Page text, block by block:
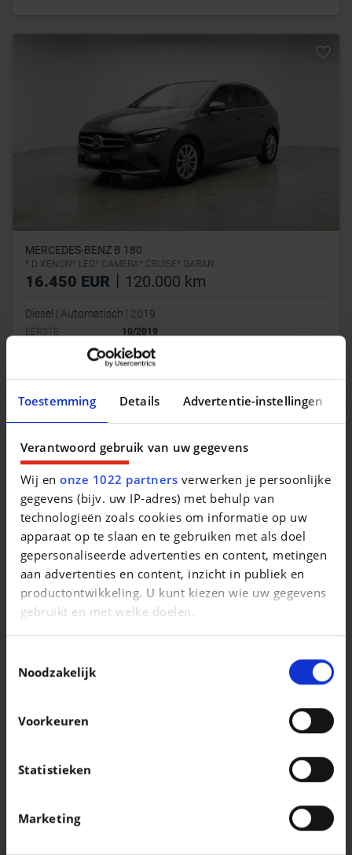
Toestemming Details Advertentie-instellingen
Verantwoord gebruik van uw gegevens
Wij enonze 1022 partners verwerken je persoonlijke
gegevens (bijv. uw IP-adres) met behulp van
technologieën zoals cookies om informatie op uw
apparaat op te slaan en te gebruiken met als doel
gepersonaliseerde advertenties en content, metingen
aan advertenties en content, inzicht in publiek en
productontwikkeling. U kunt kiezen wie uw gegevens
gebruikt en met welke doelen.
Informatie verzamelen over uw geografische
locatie, die tot een paar meter nauwkeurig kan zijn
Uw apparaat identificeren door het actief te
scannen op specifieke eigenschappen
Lees meer over hoe uw persoonlijke gegevens worden
detailgedeelte
in. U kunt uw toestemming op elk moment wijzigen of
intrekken in de Cookieverklaring.
Noodzakelijk
Voorkeuren
Statistieken
Marketing
MERCEDES-BENZ B 180
* D XENON* LED* CAMERA* CRUISE* GARAN...
16.450 EUR 120.000 km
Diesel | Automatisch | 2019
EERSTE
10/2019
1 461 cc
KLEUR
Grijs
BMW 116 * d EfficientDynamics* XENON* NAVI* ...
Diesel | Manueel | 2016
INSCHRIJVING